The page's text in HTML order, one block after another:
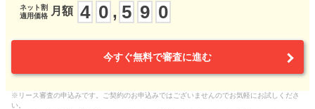
ネット割
適用価格
月額 4 0 , 5 9 0
今すぐ無料で審査に進む
※リース審査の申込みです。ご契約のお申込みではございませんのでお気軽にお試しくださ
い。